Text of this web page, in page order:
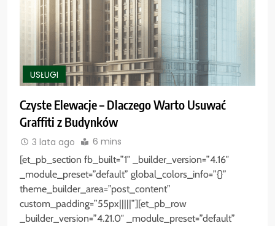
USŁUGI
Czyste Elewacje – Dlaczego Warto Usuwać
Graffiti z Budynków
3 lata ago 6 mins
[et_pb_section fb_built=”1″ _builder_version=”4.16″
_module_preset=”default” global_colors_info=”{}”
theme_builder_area=”post_content”
custom_padding=”55px|||||”][et_pb_row
_builder_version=”4.21.0″ _module_preset=”default”